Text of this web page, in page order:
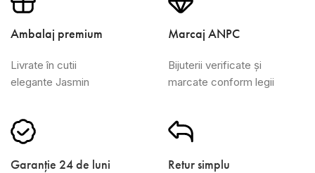
Ambalaj premium
Livrate în cutii
elegante Jasmin
Marcaj ANPC
Bijuterii verificate și
marcate conform legii
Garanție 24 de luni Retur simplu